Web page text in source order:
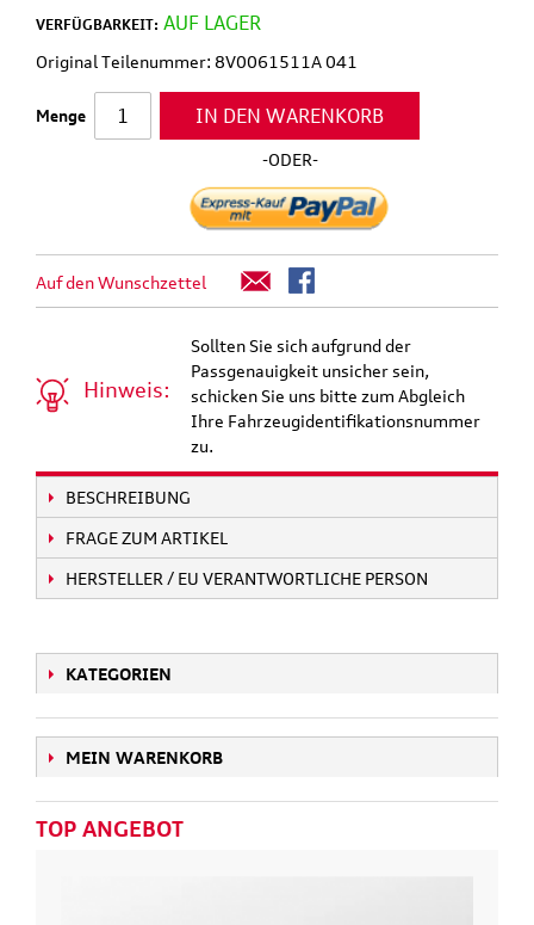
VERFÜGBARKEIT: AUF LAGER
Original Teilenummer: 8V0061511A 041
Menge IN DEN WARENKORB
-ODER-
Auf den Wunschzettel
Hinweis:
Sollten Sie sich aufgrund der
Passgenauigkeit unsicher sein,
schicken Sie uns bitte zum Abgleich
Ihre Fahrzeugidentifikationsnummer
zu.
BESCHREIBUNG
FRAGE ZUM ARTIKEL
HERSTELLER / EU VERANTWORTLICHE PERSON
KATEGORIEN
MEIN WARENKORB
TOP ANGEBOT